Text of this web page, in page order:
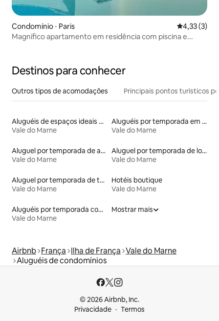
Condomínio ⋅ Paris 4,33 de
4,33 (3)
Magnífico apartamento em residência com piscina e...
Destinos para conhecer
Outros tipos de acomodações Principais pontos turísticos
Aluguéis de espaços ideais para famílias
Vale do Marne
Aluguéis por temporada em albergue
Vale do Marne
Aluguel por temporada de apart-hotéis
Vale do Marne
Aluguel por temporada de lofts
Vale do Marne
Aluguel por temporada de townhouses
Vale do Marne
Hotéis boutique
Vale do Marne
Aluguéis por temporada com banheira de hidromassagem
Vale do Marne
Mostrar mais
Airbnb França Ilha de França Vale do Marne
Aluguéis de condomínios
© 2026 Airbnb, Inc.
Privacidade
Termos